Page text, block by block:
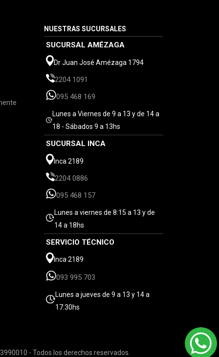
NUESTRAS SUCURSALES
SUCURSAL AMÉZAGA
Dr Juan José Amézaga 1794
2204 1091
095 468 169
Lunes a Viernes de 9 a 13 y de 14 a
18 - Sábados 9 a 13hs
SUCURSAL INCA
Inca 2189
2204 0886
095 468 157
Lunes a viernes de 8:15 a 13 y de
14 a 18hs
SERVICIO TÉCNICO
Inca 2189
093 995 703
Lunes a jueves de 9 a 13 y 14 a
17:30hs
- Todos los derechos reservados.